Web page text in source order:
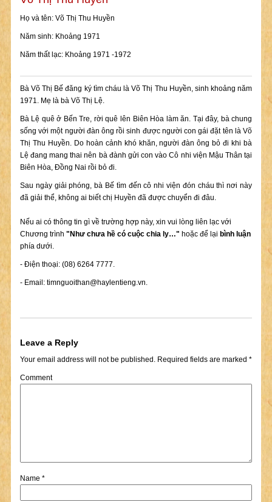
Họ và tên: Võ Thị Thu Huyền
Năm sinh: Khoảng 1971
Năm thất lạc: Khoảng 1971 -1972
Bà Võ Thị Bế đăng ký tìm cháu là Võ Thị Thu Huyền, sinh khoảng năm
1971. Mẹ là bà Võ Thị Lệ.
Bà Lệ quê ở Bến Tre, rời quê lên Biên Hòa làm ăn. Tại đây, bà chung
sống với một người đàn ông rồi sinh được người con gái đặt tên là Võ
Thị Thu Huyền. Do hoàn cảnh khó khăn, người đàn ông bỏ đi khi bà
Lệ đang mang thai nên bà đành gửi con vào Cô nhi viện Mậu Thân tại
Biên Hòa, Đồng Nai rồi bỏ đi.
Sau ngày giải phóng, bà Bế tìm đến cô nhi viện đón cháu thì nơi này
đã giải thể, không ai biết chị Huyền đã được chuyển đi đâu.
Nếu ai có thông tin gì về trường hợp này, xin vui lòng liên lạc với
Chương trình "Như chưa hề có cuộc chia ly…" hoặc để lại bình luận
phía dưới.
- Điện thoại: (08) 6264 7777.
- Email: timnguoithan@haylentieng.vn.
Leave a Reply
Your email address will not be published.Required fields are marked *
Comment
Name *